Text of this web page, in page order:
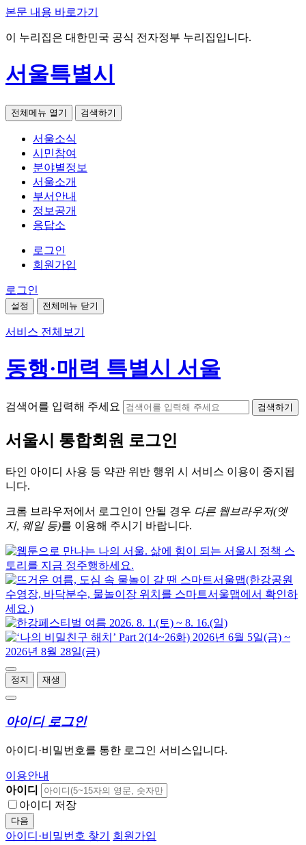
본문 내용 바로가기
이 누리집은 대한민국 공식 전자정부 누리집입니다.
서울특별시
전체메뉴 열기 검색하기
서울소식
시민참여
분야별정보
서울소개
부서안내
정보공개
응답소
로그인
회원가입
로그인
설정 전체메뉴 닫기
서비스 전체보기
동행·매력 특별시 서울
검색어를 입력해 주세요 검색하기
서울시 통합회원 로그인
타인 아이디 사용 등 약관 위반 행위 시 서비스 이용이 중지됩
니다.
크롬 브라우저에서 로그인이 안될 경우 다른 웹브라우저(엣
지, 웨일 등)를 이용해 주시기 바랍니다.
정지 재생
아이디 로그인
아이디·비밀번호를 통한 로그인 서비스입니다.
이용안내
아이디
아이디 저장
다음
아이디·비밀번호 찾기 회원가입